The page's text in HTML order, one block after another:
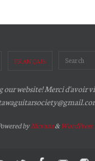
FRANÇAIS
website! Merci d'avoir
byNirvana&WordPress.